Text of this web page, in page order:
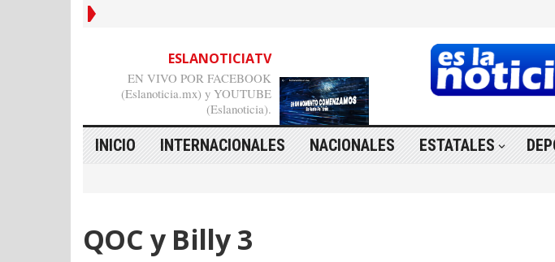
ESLANOTICIATV
EN VIVO POR FACEBOOK
(Eslanoticia.mx) y YOUTUBE
(Eslanoticia).
INICIO INTERNACIONALES NACIONALES ESTATALES
QOC y Billy 3